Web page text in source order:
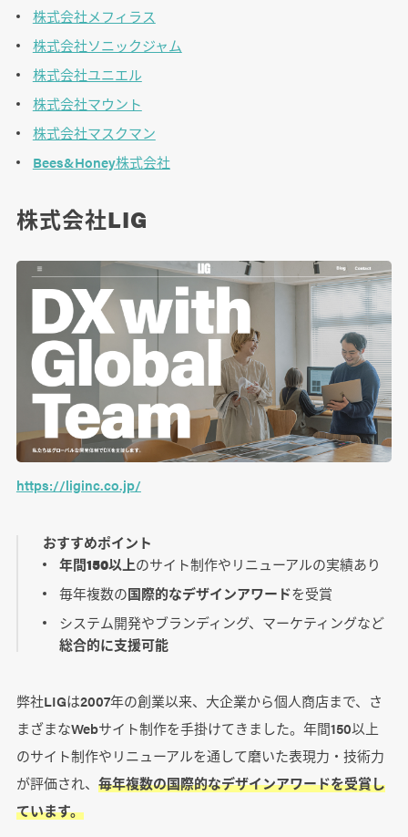
株式会社メフィラス
株式会社ソニックジャム
株式会社ユニエル
株式会社マウント
株式会社マスクマン
Bees&Honey株式会社
株式会社LIG
https://liginc.co.jp/
おすすめポイント
年間150以上のサイト制作やリニューアルの実績あり
毎年複数の国際的なデザインアワードを受賞
システム開発やブランディング、マーケティングなど
総合的に支援可能
弊社LIGは2007年の創業以来、大企業から個人商店まで、さ
まざまなWebサイト制作を手掛けてきました。年間150以上
のサイト制作やリニューアルを通して磨いた表現力・技術力
が評価され、 毎年複数の国際的なデザインアワードを受賞し
ています。